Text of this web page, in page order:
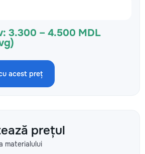
3.300 – 4.500 MDL
acest preț
prețul
materialului